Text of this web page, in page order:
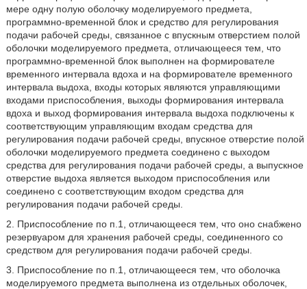
мере одну полую оболочку моделируемого предмета,
программно-временной блок и средство для регулирования
подачи рабочей среды, связанное с впускным отверстием полой
оболочки моделируемого предмета, отличающееся тем, что
программно-временной блок выполнен на формирователе
временного интервала вдоха и на формирователе временного
интервала выдоха, входы которых являются управляющими
входами приспособления, выходы формирования интервала
вдоха и выход формирования интервала выдоха подключены к
соответствующим управляющим входам средства для
регулирования подачи рабочей среды, впускное отверстие полой
оболочки моделируемого предмета соединено с выходом
средства для регулирования подачи рабочей среды, а выпускное
отверстие выдоха является выходом приспособления или
соединено с соответствующим входом средства для
регулирования подачи рабочей среды.
2. Приспособление по п.1, отличающееся тем, что оно снабжено
резервуаром для хранения рабочей среды, соединенного со
средством для регулирования подачи рабочей среды.
3. Приспособление по п.1, отличающееся тем, что оболочка
моделируемого предмета выполнена из отдельных оболочек,